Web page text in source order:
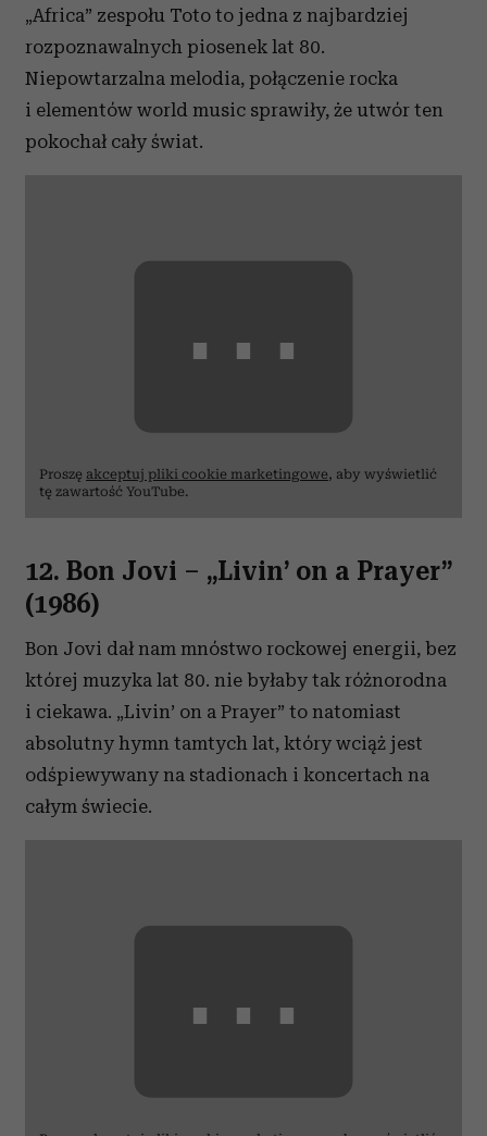
„Africa” zespołu Toto to jedna z najbardziej
rozpoznawalnych piosenek lat 80.
Niepowtarzalna melodia, połączenie rocka
i elementów world music sprawiły, że utwór ten
pokochał cały świat.
⋯
Proszę akceptuj pliki cookie marketingowe, aby wyświetlić
tę zawartość YouTube.
12. Bon Jovi – „Livin’ on a Prayer”
(1986)
Bon Jovi dał nam mnóstwo rockowej energii, bez
której muzyka lat 80. nie byłaby tak różnorodna
i ciekawa. „Livin’ on a Prayer” to natomiast
absolutny hymn tamtych lat, który wciąż jest
odśpiewywany na stadionach i koncertach na
całym świecie.
⋯